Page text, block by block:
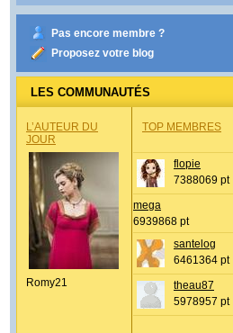
Pas encore membre ?
Proposez votre blog
LES COMMUNAUTÉS
L’AUTEUR DU
JOUR
Romy21
TOP MEMBRES
flopie
7388069 pt
mega
6939868 pt
santelog
6461364 pt
theau87
5978957 pt